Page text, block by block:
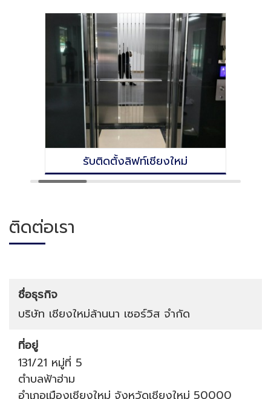
รับติดตั้งลิฟท์เชียงใหม่
ติดต่อเรา
ชื่อธุรกิจ
บริษัท เชียงใหม่ล้านนา เซอร์วิส จำกัด
ที่อยู่
131/21 หมู่ที่ 5
ตำบลฟ้าฮ่าม